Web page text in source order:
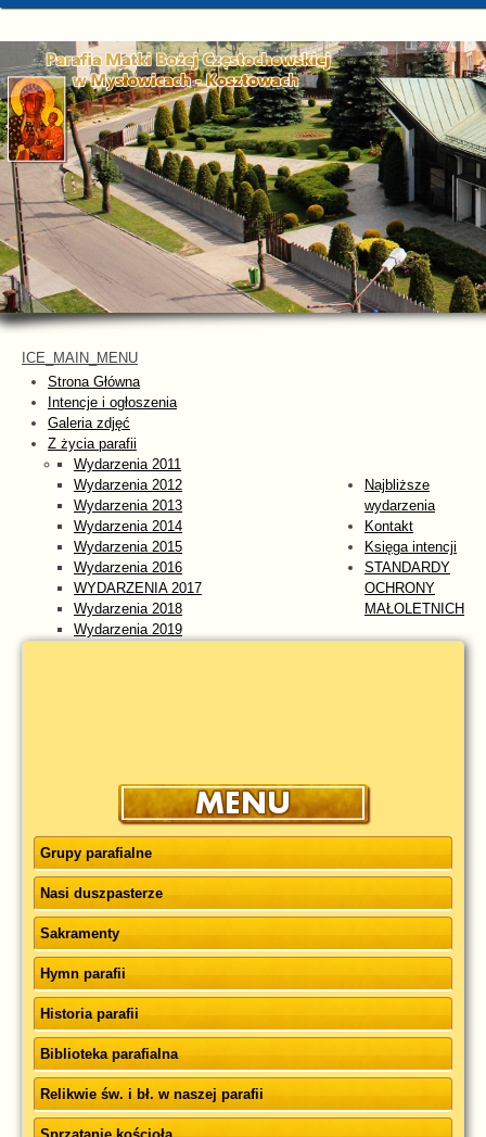
ICE_MAIN_MENU
Strona Główna
Intencje i ogłoszenia
Galeria zdjęć
Z życia parafii
Wydarzenia 2011
Wydarzenia 2012
Wydarzenia 2013
Wydarzenia 2014
Wydarzenia 2015
Wydarzenia 2016
WYDARZENIA 2017
Wydarzenia 2018
Wydarzenia 2019
Najbliższe
wydarzenia
Kontakt
Księga intencji
STANDARDY
OCHRONY
MAŁOLETNICH
Grupy parafialne
Nasi duszpasterze
Sakramenty
Hymn parafii
Historia parafii
Biblioteka parafialna
Relikwie św. i bł. w naszej parafii